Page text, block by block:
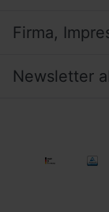
Firma,
Newsletter